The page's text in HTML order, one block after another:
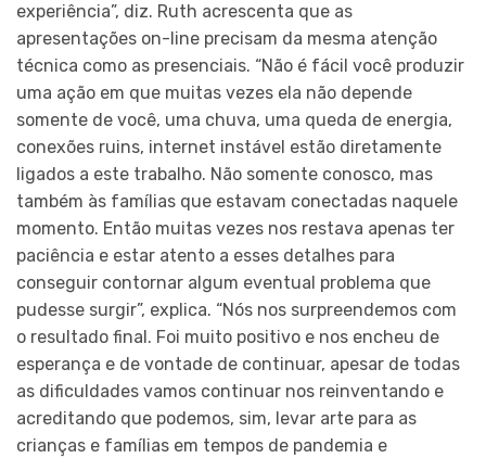
experiência”, diz. Ruth acrescenta que as
apresentações on-line precisam da mesma atenção
técnica como as presenciais. “Não é fácil você produzir
uma ação em que muitas vezes ela não depende
somente de você, uma chuva, uma queda de energia,
conexões ruins, internet instável estão diretamente
ligados a este trabalho. Não somente conosco, mas
também às famílias que estavam conectadas naquele
momento. Então muitas vezes nos restava apenas ter
paciência e estar atento a esses detalhes para
conseguir contornar algum eventual problema que
pudesse surgir”, explica. “Nós nos surpreendemos com
o resultado final. Foi muito positivo e nos encheu de
esperança e de vontade de continuar, apesar de todas
as dificuldades vamos continuar nos reinventando e
acreditando que podemos, sim, levar arte para as
crianças e famílias em tempos de pandemia e